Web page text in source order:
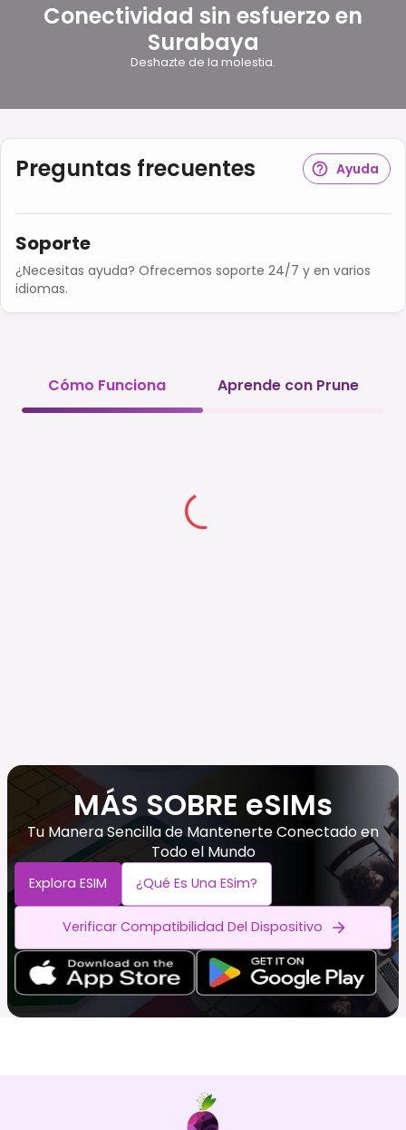
Conectividad sin esfuerzo en
Surabaya
Deshazte de la molestia.
Preguntas frecuentes Ayuda
Soporte
¿Necesitas ayuda? Ofrecemos soporte 24/7 y en varios
idiomas.
Cómo Funciona Aprende con Prune
MÁS SOBRE eSIMs
Tu Manera Sencilla de Mantenerte Conectado en
Todo el Mundo
Explora ESIM ¿Qué Es Una ESim?
Verificar Compatibilidad Del Dispositivo